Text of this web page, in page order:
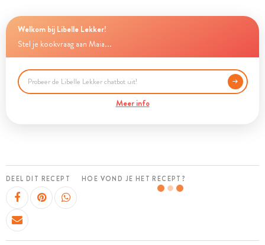
Welkom bij Libelle Lekker!
Stel je kookvraag aan Maia...
Meer info
DEEL DIT RECEPT HOE VOND JE HET RECEPT?